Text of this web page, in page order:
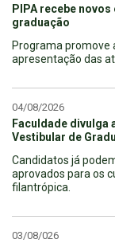
PIPA recebe
graduação
Programa promove
apresentação das
04/08/2026
Faculdade divulga
Vestibular de
Candidatos já
aprovados para os
filantrópica.
03/08/026